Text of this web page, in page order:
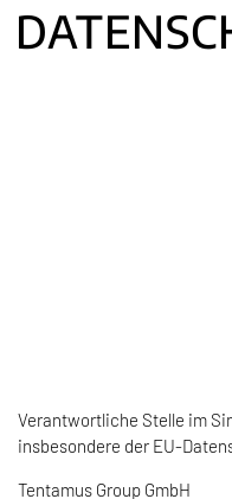
Verantwortliche Stelle im
insbesondere der EU-
Tentamus Group GmbH